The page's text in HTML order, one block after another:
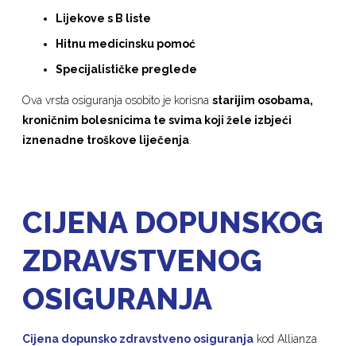
Lijekove s B liste
Hitnu medicinsku pomoć
Specijalističke preglede
Ova vrsta osiguranja osobito je korisnastarijim osobama,
kroničnim bolesnicima te svima koji žele izbjeći
iznenadne troškove liječenja
CIJENA DOPUNSKOG
ZDRAVSTVENOG
OSIGURANJA
Cijena dopunsko zdravstveno osiguranja kod Allianza